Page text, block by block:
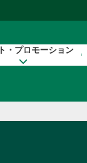
・プロモーション